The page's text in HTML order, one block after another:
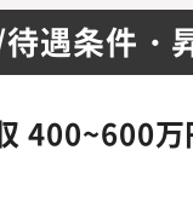
遇条件・
400~600万